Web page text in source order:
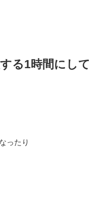
る1時間にして
ったり